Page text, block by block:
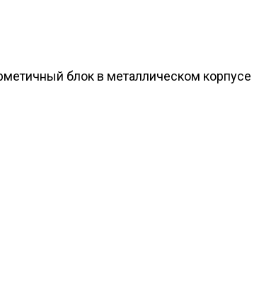
блок в металлическом корпусе